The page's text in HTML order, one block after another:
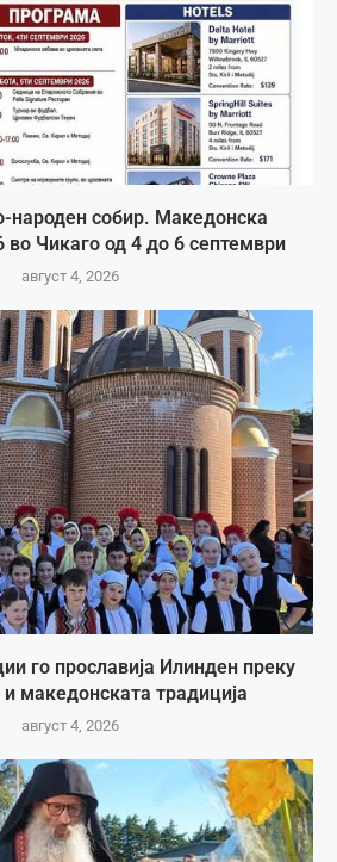
народен собир. Македонска
во Чикаго од 4 до 6 септември
август 4, 2026
го прославија Илинден преку
македонската традиција
август 4, 2026